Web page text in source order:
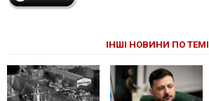
ІНШІ НОВИНИ ПО ТЕМІ